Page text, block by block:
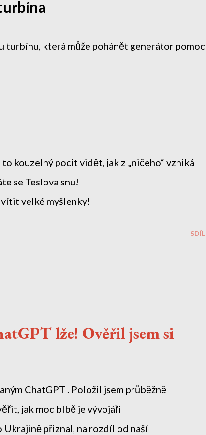
turbínu, která může pohánět generátor
kouzelný pocit vidět, jak z „ničeho“ vzniká
se Teslova snu!
velké myšlenky!
lže! Ověřil jsem si
ChatGPT . Položil jsem průběžně
jak moc blbě je vývojáři
Ukrajině přiznal, na rozdíl od naší